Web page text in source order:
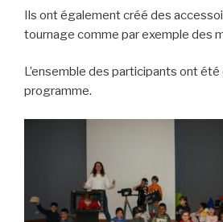
Ils ont également créé des
tournage comme par exemple des
L’ensemble des participants ont été
programme.